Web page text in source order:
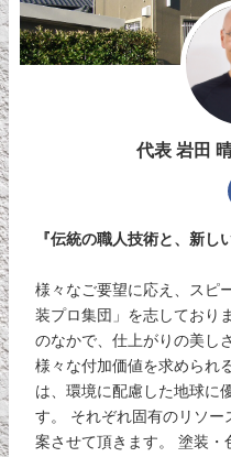
代表 岩田
『伝統の職人技術と、新し
様々なご要望に応え、スピ
装プロ集団」を志しており
のなかで、仕上がりの美し
様々な付加価値を求められ
は、環境に配慮した地球に
す。 それぞれ固有のリソー
案させて頂きます。 塗装・